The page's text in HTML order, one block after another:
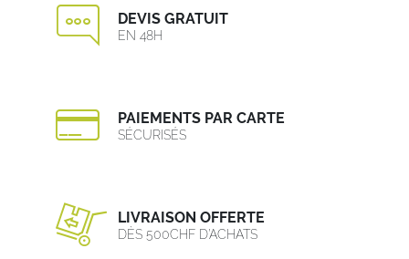
DEVIS GRATUIT
EN 48H
PAIEMENTS PAR CARTE
SÉCURISÉS
LIVRAISON OFFERTE
DÈS 500CHF D’ACHATS